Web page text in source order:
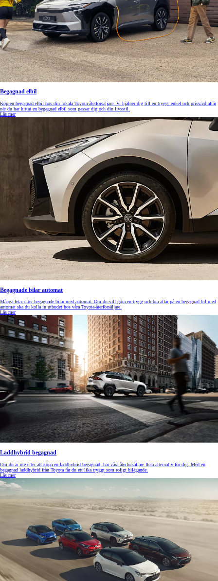
Begagnad elbil
Köp en begagnad elbil hos din lokala Toyota-återförsäljare. Vi hjälper dig till en trygg, enkel och prisvärd affär
när du har hittat en begagnad elbil som passar dig och din livsstil.
Läs mer
Begagnade bilar automat
Många letar efter begagnade bilar med automat. Om du vill göra en trygg och bra affär på en begagnad bil med
automat ska du kolla in utbudet hos våra Toyota-återförsäljare.
Läs mer
Laddhybrid begagnad
Om du är ute efter att köpa en laddhybrid begagnad, har våra återförsäljare flera alternativ för dig. Med en
begagnad laddhybrid från Toyota får du ett lika tryggt som roligt bilägande.
Läs mer